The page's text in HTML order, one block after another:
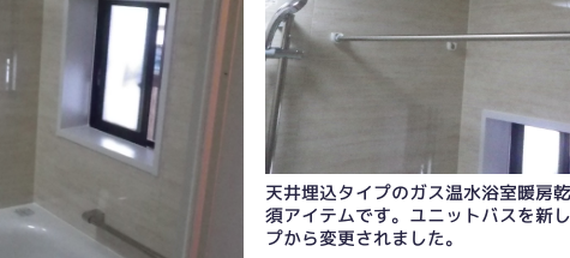
天井埋込タイプのガス温水浴室暖房
須アイテムです。ユニットバスを新
プから変更されました。